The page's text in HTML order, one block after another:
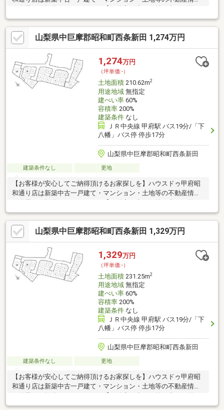
しない】このテーマを第1に誠実かつ真摯に向き合い当店舗に関わ
る全てのお客様が幸せにお取引出来るようお約束致します。お家
のご購入は物件探しだけでなく、住宅ローン、リフォーム、火災
保険、お引越し等多々に渡るお手続きが必要です。全てのお手続
きを一貫し完結できるよう当店舗はワンストップサービスという
独自のサービスをご提供しております。豊富な経験、専門知識を
元に最適な物件・資金提案を致します。是非お気軽にご相談下さ
い！
山梨県中巨摩郡昭和町西条新田 1,274万円
1,274万円
（坪単価:-）
土地面積210.62m2
用途地域無指定
建ぺい率60%
容積率200%
建築条件なし
ＪＲ中央線 甲府駅 バス19分/「下
八幡」バス停 停歩17分
山梨県中巨摩郡昭和町西条新田
建築条件なし 更地
【お客様が安心してご納得頂けるお家探しを】ハウスドゥ甲府昭
和通り店は新築中古一戸建て・マンション・土地等の不動産情報
を逸早くご提供しております。【不動産の当たり前を当たり前に
しない】このテーマを第1に誠実かつ真摯に向き合い当店舗に関わ
る全てのお客様が幸せにお取引出来るようお約束致します。お家
のご購入は物件探しだけでなく、住宅ローン、リフォーム、火災
保険、お引越し等多々に渡るお手続きが必要です。全てのお手続
きを一貫し完結できるよう当店舗はワンストップサービスという
独自のサービスをご提供しております。豊富な経験、専門知識を
元に最適な物件・資金提案を致します。是非お気軽にご相談下さ
い！
山梨県中巨摩郡昭和町西条新田 1,329万円
1,329万円
（坪単価:-）
土地面積231.25m2
用途地域無指定
建ぺい率60%
容積率200%
建築条件なし
ＪＲ中央線 甲府駅 バス19分/「下
八幡」バス停 停歩17分
山梨県中巨摩郡昭和町西条新田
建築条件なし 更地
【お客様が安心してご納得頂けるお家探しを】ハウスドゥ甲府昭
和通り店は新築中古一戸建て・マンション・土地等の不動産情報
しない】このテーマを第1に誠実かつ真摯に向き合い当店舗に関わ